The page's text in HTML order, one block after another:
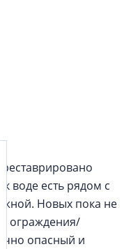
воде есть рядом с
Новых пока не
ограждения/
опасный и